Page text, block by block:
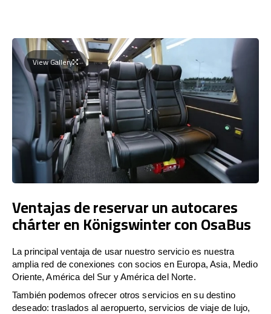
View Gallery
Ventajas de reservar un autocares
chárter en Königswinter con OsaBus
La principal ventaja de usar nuestro servicio es nuestra
amplia red de conexiones con socios en Europa, Asia, Medio
Oriente, América del Sur y América del Norte.
También podemos ofrecer otros servicios en su destino
deseado: traslados al aeropuerto, servicios de viaje de lujo,